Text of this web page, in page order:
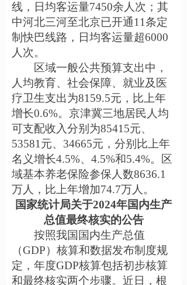
线，日均客运量7450余人次；其
中河北三河至北京已开通11条定
制快巴线路，日均客运量超6000
人次。
区域一般公共预算支出中，
人均教育、社会保障、就业及医
疗卫生支出为8159.5元，比上年
增长0.6%。京津冀三地居民人均
可支配收入分别为85415元、
53581元、34665元，分别比上年
名义增长4.5%、4.5%和5.4%。区
域基本养老保险参保人数8636.1
万人，比上年增加74.7万人。
国家统计局关于2024年国内生产
总值最终核实的公告
按照我国国内生产总值
（GDP）核算和数据发布制度规
定，年度GDP核算包括初步核算
和最终核实两个步骤。近日，根